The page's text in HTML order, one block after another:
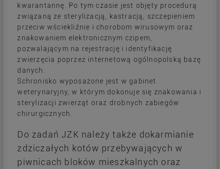
kwarantannę. Po tym czasie jest objęty procedurą
związaną ze sterylizacją, kastracją, szczepieniem
przeciw wściekliźnie i chorobom wirusowym oraz
znakowaniem elektronicznym czipem,
pozwalającym na rejestrację i identyfikację
zwierzęcia poprzez internetową ogólnopolską bazę
danych.
Schronisko wyposażone jest w gabinet
weterynaryjny, w którym dokonuje się znakowania i
sterylizacji zwierząt oraz drobnych zabiegów
chirurgicznych.
Do zadań JZK należy także dokarmianie
zdziczałych kotów przebywających w
piwnicach bloków mieszkalnych oraz